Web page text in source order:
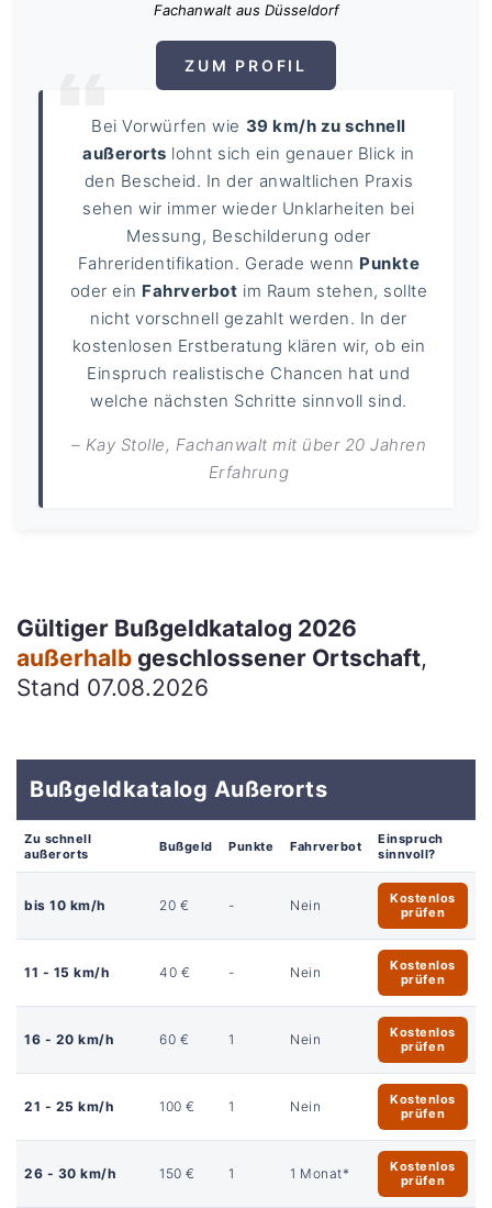
Fachanwalt aus Düsseldorf
ZUM PROFIL
Bei Vorwürfen wie 39 km/h zu schnell
außerorts lohnt sich ein genauer Blick in
den Bescheid. In der anwaltlichen Praxis
sehen wir immer wieder Unklarheiten bei
Messung, Beschilderung oder
Fahreridentifikation. Gerade wenn Punkte
oder ein Fahrverbot im Raum stehen, sollte
nicht vorschnell gezahlt werden. In der
kostenlosen Erstberatung klären wir, ob ein
Einspruch realistische Chancen hat und
welche nächsten Schritte sinnvoll sind.
– Kay Stolle, Fachanwalt mit über 20 Jahren
Erfahrung
Gültiger Bußgeldkatalog 2026
außerhalb geschlossener Ortschaft,
Stand 07.08.2026
Bußgeldkatalog Außerorts
Zu schnell
außerorts
Bußgeld Punkte Fahrverbot
Einspruch
sinnvoll?
bis 10 km/h 20 € - Nein
Kostenlos
prüfen
11 - 15 km/h 40 € - Nein
Kostenlos
prüfen
16 - 20 km/h 60 € 1 Nein
Kostenlos
prüfen
21 - 25 km/h 100 € 1 Nein
Kostenlos
prüfen
26 - 30 km/h 150 € 1 1 Monat*
Kostenlos
prüfen